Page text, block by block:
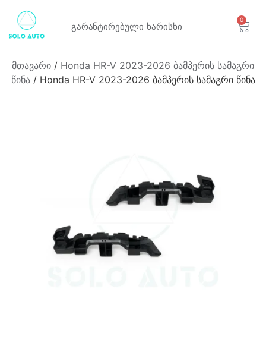
გარანტირებული ხარისხი
0
მთავარი / Honda HR-V 2023-2026 ბამპერის სამაგრი
წინა/ Honda HR-V 2023-2026 ბამპერის სამაგრი წინა